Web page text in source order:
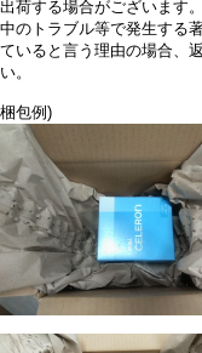
出荷する場合がございます
中のトラブル等で発生する
ていると言う理由の場合、
い。
梱包例)